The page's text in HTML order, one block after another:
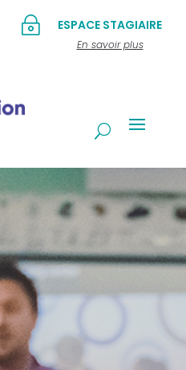
~ ESPACE STAGIAIRE
En savoir plus